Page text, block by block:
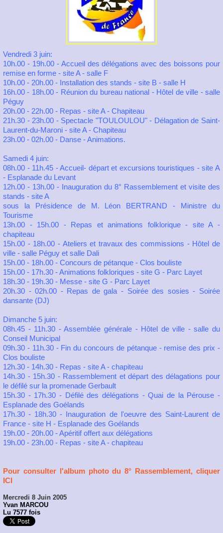
Vendredi 3 juin:
10h.00 - 19h.00 - Accueil des délégations avec des boissons pour
remise en forme - site A - salle F
10h.00 - 20h.00 - Installation des stands - site B - salle H
16h.00 - 18h.00 - Réunion du bureau national - Hôtel de ville - salle
Péguy
20h.00 - 22h.00 - Repas - site A - Chapiteau
21h.30 - 23h.00 - Spectacle "TOULOULOU" - Délagation de Saint-
Laurent-du-Maroni - site A - Chapiteau
23h.00 - 02h.00 - Danse - Animations.
Samedi 4 juin:
08h.00 - 11h.45 - Accueil- départ et excursions touristiques - site A
- Esplanade du Levant
12h.00 - 13h.00 - Inauguration du 8° Rassemblement et visite des
stands - site A
sous la Présidence de M. Léon BERTRAND - Ministre du
Tourisme
13h.00 - 15h.00 - Repas et animations folklorique - site A -
chapiteau
15h.00 - 18h.00 - Ateliers et travaux des commissions - Hôtel de
ville - salle Péguy et salle Dali
15h.00 - 18h.00 - Concours de pétanque - Clos bouliste
15h.00 - 17h.30 - Animations folkloriques - site G - Parc Layet
18h.30 - 19h.30 - Messe - site G - Parc Layet
20h.30 - 02h.00 - Repas de gala - Soirée des sosies - Soirée
dansante (DJ)
Dimanche 5 juin:
08h.45 - 11h.30 - Assemblée générale - Hôtel de ville - salle du
Conseil Municipal
09h.30 - 11h.30 - Fin du concours de pétanque - remise des prix -
Clos bouliste
12h.30 - 14h.30 - Repas - site A - chapiteau
14h.30 - 15h.30 - Rassemblement et départ des délagations pour
le défilé sur la promenade Gerbault
15h.30 - 17h.30 - Défilé des délégations - Quai de la Pérouse -
Esplanade des Goélands
17h.30 - 18h.30 - Inauguration de l'oeuvre des Saint-Laurent de
France - site H - Esplanade des Goélands
19h.00 - 20h.00 - Apéritif offert aux délégations
19h.00 - 23h.00 - Repas - site A - chapiteau
Pour consulter l'album photo du 8° Rassemblement, cliquer
ICI
Mercredi 8 Juin 2005
Yvan MARCOU
Lu 7577 fois